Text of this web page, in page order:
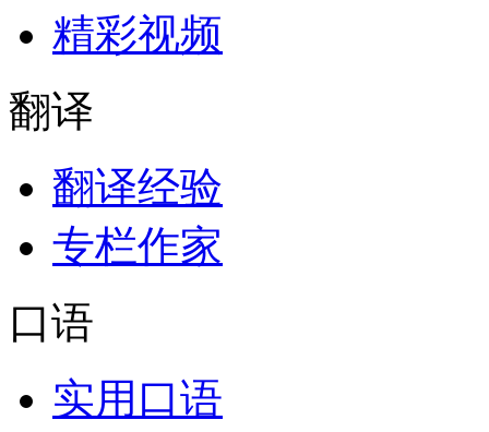
精彩视频
翻译
翻译经验
专栏作家
口语
实用口语